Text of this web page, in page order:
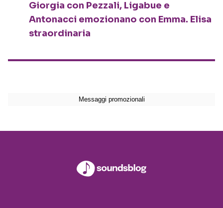
Giorgia con Pezzali, Ligabue e
Antonacci emozionano con Emma. Elisa
straordinaria